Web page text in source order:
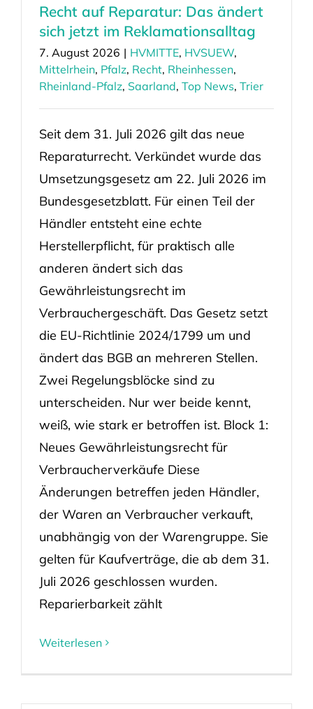
Recht auf Reparatur: Das ändert
sich jetzt im Reklamationsalltag
7. August 2026 | HVMITTE, HVSUEW,
Mittelrhein, Pfalz, Recht, Rheinhessen,
Rheinland-Pfalz, Saarland, Top News, Trier
Seit dem 31. Juli 2026 gilt das neue
Reparaturrecht. Verkündet wurde das
Umsetzungsgesetz am 22. Juli 2026 im
Bundesgesetzblatt. Für einen Teil der
Händler entsteht eine echte
Herstellerpflicht, für praktisch alle
anderen ändert sich das
Gewährleistungsrecht im
Verbrauchergeschäft. Das Gesetz setzt
die EU-Richtlinie 2024/1799 um und
ändert das BGB an mehreren Stellen.
Zwei Regelungsblöcke sind zu
unterscheiden. Nur wer beide kennt,
weiß, wie stark er betroffen ist. Block 1:
Neues Gewährleistungsrecht für
Verbraucherverkäufe Diese
Änderungen betreffen jeden Händler,
der Waren an Verbraucher verkauft,
unabhängig von der Warengruppe. Sie
gelten für Kaufverträge, die ab dem 31.
Juli 2026 geschlossen wurden.
Reparierbarkeit zählt
Weiterlesen